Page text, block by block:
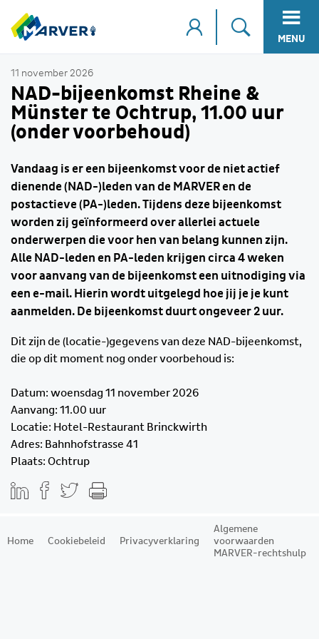
MENU
11 november 2026
NAD-bijeenkomst Rheine &
Münster te Ochtrup, 11.00 uur
(onder voorbehoud)
Vandaag is er een bijeenkomst voor de niet actief
dienende (NAD-)leden van de MARVER en de
postactieve (PA-)leden. Tijdens deze bijeenkomst
worden zij geïnformeerd over allerlei actuele
onderwerpen die voor hen van belang kunnen zijn.
Alle NAD-leden en PA-leden krijgen circa 4 weken
voor aanvang van de bijeenkomst een uitnodiging via
een e-mail. Hierin wordt uitgelegd hoe jij je je kunt
aanmelden. De bijeenkomst duurt ongeveer 2 uur.
Dit zijn de (locatie-)gegevens van deze NAD-bijeenkomst,
die op dit moment nog onder voorbehoud is:
Datum: woensdag 11 november 2026
Aanvang: 11.00 uur
Locatie: Hotel-Restaurant Brinckwirth
Adres: Bahnhofstrasse 41
Plaats: Ochtrup
Home Cookiebeleid Privacyverklaring
Algemene
voorwaarden
MARVER-rechtshulp